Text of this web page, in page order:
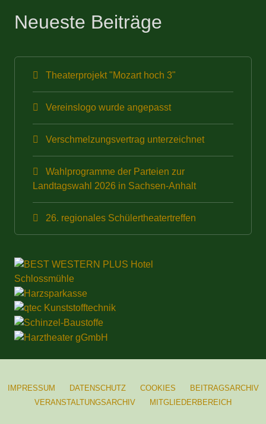
Neueste Beiträge
Theaterprojekt "Mozart hoch 3"
Vereinslogo wurde angepasst
Verschmelzungsvertrag unterzeichnet
Wahlprogramme der Parteien zur
Landtagswahl 2026 in Sachsen-Anhalt
26. regionales Schülertheatertreffen
IMPRESSUM DATENSCHUTZ COOKIES
BEITRAGSARCHIV
VERANSTALTUNGSARCHIV
MITGLIEDERBEREICH